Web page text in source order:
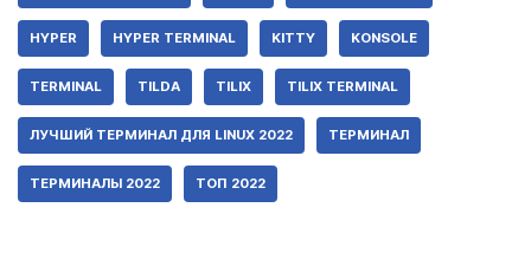
HYPER HYPER TERMINAL KITTY KONSOLE
TERMINAL TILDA TILIX TILIX TERMINAL
ЛУЧШИЙ ТЕРМИНАЛ ДЛЯ LINUX 2022 ТЕРМИНАЛ
ТЕРМИНАЛЫ 2022 ТОП 2022